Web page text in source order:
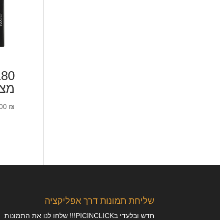
₪
שליחת תמונות דרך אפליקציה
חדש ובלעדי בPICINCLICK!!! שלחו לנו את התמונות